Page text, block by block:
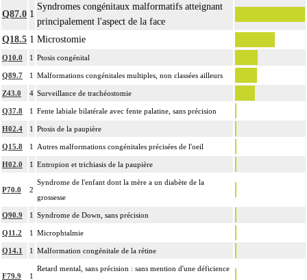
Q87.0 1
Syndromes congénitaux malformatifs atteignant
principalement l'aspect de la face
Q18.5 1 Microstomie
Q10.0 1 Ptosis congénital
Q89.7 1 Malformations congénitales multiples, non classées ailleurs
Z43.0 4 Surveillance de trachéostomie
Q37.8 1 Fente labiale bilatérale avec fente palatine, sans précision
H02.4 1 Ptosis de la paupière
Q15.8 1 Autres malformations congénitales précisées de l'oeil
H02.0 1 Entropion et trichiasis de la paupière
P70.0 2
Syndrome de l'enfant dont la mère a un diabète de la
grossesse
Q90.9 1 Syndrome de Down, sans précision
Q11.2 1 Microphtalmie
Q14.1 1 Malformation congénitale de la rétine
F79.9 1
Retard mental, sans précision : sans mention d'une déficience